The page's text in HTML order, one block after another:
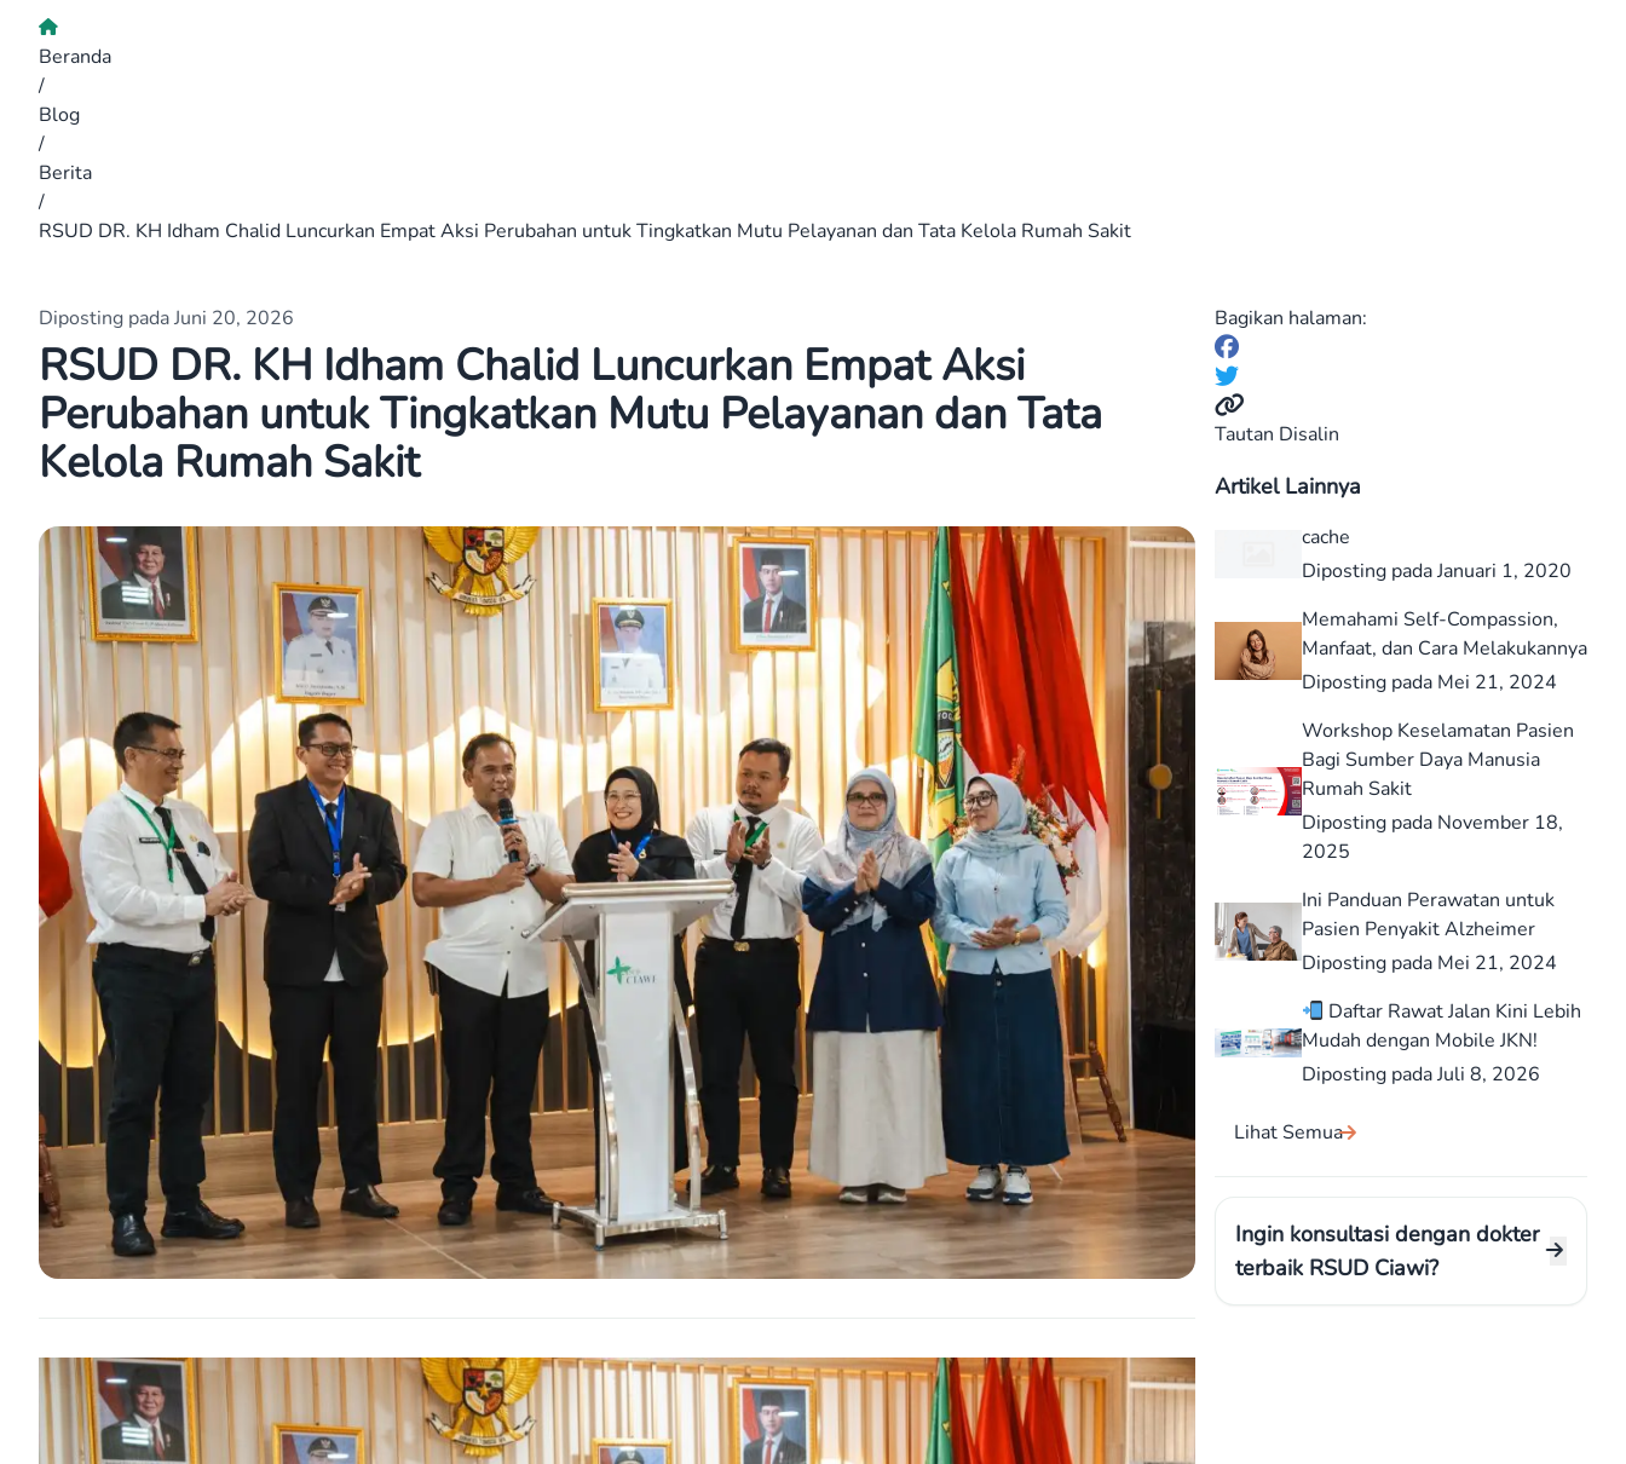
Beranda
/
Blog
/
Berita
/
RSUD DR. KH Idham Chalid Luncurkan Empat Aksi Perubahan untuk Tingkatkan Mutu Pelayanan dan Tata Kelola Rumah Sakit
Diposting pada Juni 20, 2026
RSUD DR. KH Idham Chalid Luncurkan Empat Aksi
Perubahan untuk Tingkatkan Mutu Pelayanan dan Tata
Kelola Rumah Sakit
Bagikan halaman:
Tautan Disalin
Artikel Lainnya
cache
Diposting pada Januari 1, 2020
Memahami Self-Compassion,
Manfaat, dan Cara Melakukannya
Diposting pada Mei 21, 2024
Workshop Keselamatan Pasien
Bagi Sumber Daya Manusia
Rumah Sakit
Diposting pada November 18,
2025
Ini Panduan Perawatan untuk
Pasien Penyakit Alzheimer
Diposting pada Mei 21, 2024
Daftar Rawat Jalan Kini Lebih
Mudah dengan Mobile JKN!
Diposting pada Juli 8, 2026
Lihat Semua
Ingin konsultasi dengan dokter
terbaik RSUD Ciawi?